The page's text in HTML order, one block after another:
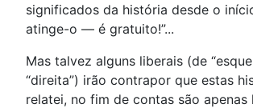
significados da história desde o
atinge-o — é gratuito!”...
Mas talvez alguns liberais (de
“direita”) irão contrapor que estas
relatei, no fim de contas são apenas